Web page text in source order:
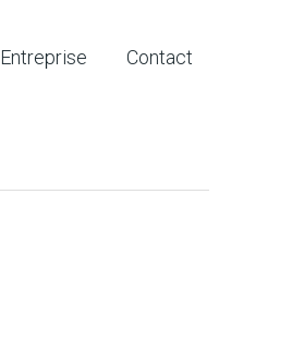
Entreprise Contact